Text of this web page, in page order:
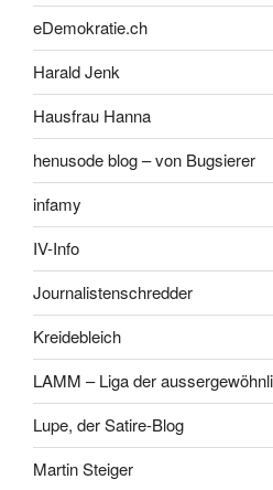
eDemokratie.ch
Harald Jenk
Hausfrau Hanna
henusode blog – von Bugsierer
infamy
IV-Info
Journalistenschredder
Kreidebleich
LAMM – Liga der
Lupe, der Satire-Blog
Martin Steiger